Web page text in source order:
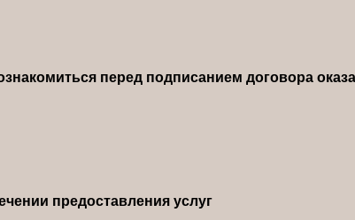
перед подписанием договора
предоставления услуг